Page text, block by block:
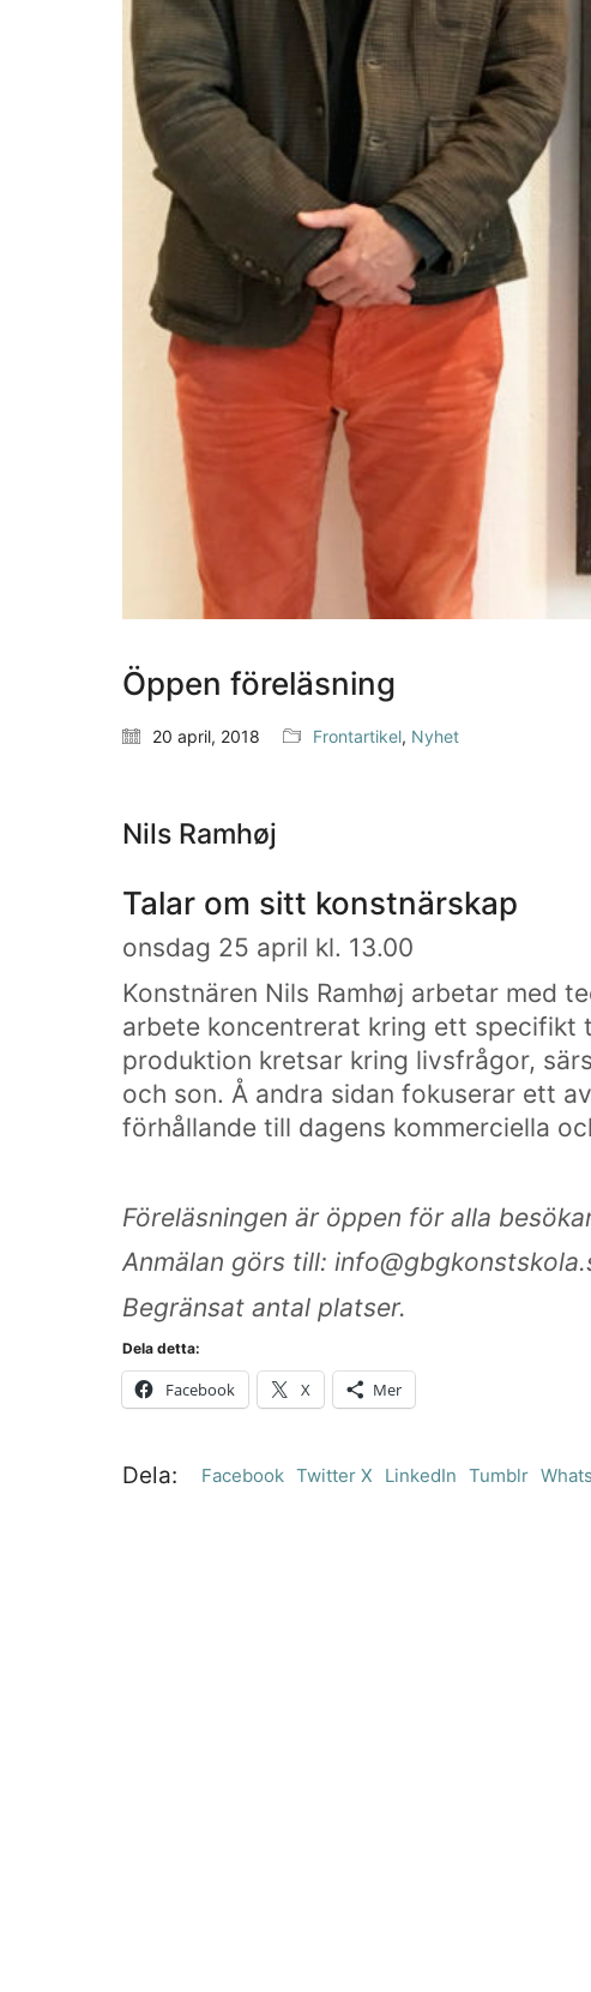
Öppen föreläsning
20 april, 2018 Frontartikel, Nyhet
Nils Ramhøj
Talar om sitt konstnärskap
onsdag 25 april kl. 13.00
Konstnären Nils Ramhøj arbetar med
arbete koncentrerat kring ett specifikt
produktion kretsar kring livsfrågor,
och son. Å andra sidan fokuserar ett
förhållande till dagens kommerciella
Föreläsningen är öppen för alla
Anmälan görs till:
Begränsat antal platser.
Dela detta:
Facebook X Mer
Dela: Facebook Twitter X LinkedIn Tumblr